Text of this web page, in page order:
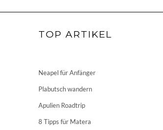
TOP ARTIKEL
Neapel für Anfänger
Plabutsch wandern
Apulien Roadtrip
8 Tipps für Matera